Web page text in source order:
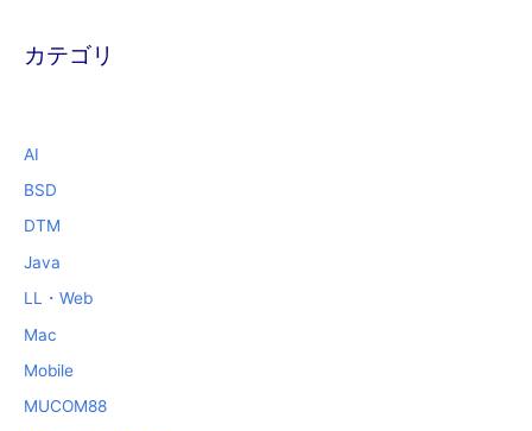
カテゴリ
AI
BSD
DTM
Java
LL・Web
Mac
Mobile
MUCOM88